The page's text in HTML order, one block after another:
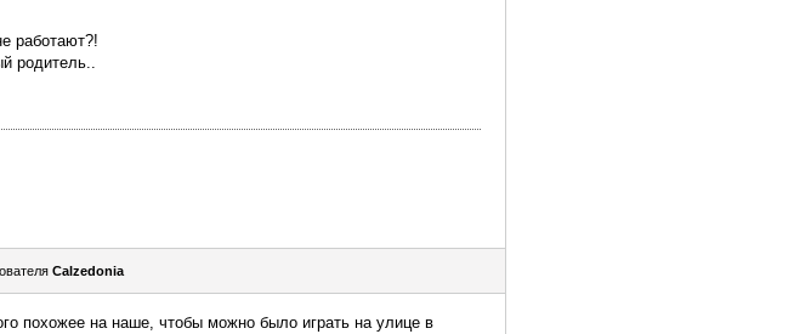
работают?!
родитель..
Calzedonia
похожее на наше, чтобы можно было играть на улице в